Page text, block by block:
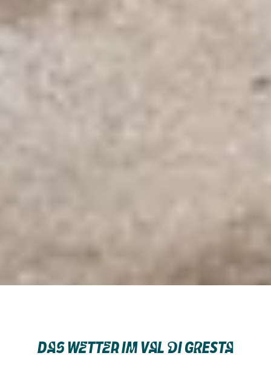
DAS WETTER IM VAL DI GRESTA